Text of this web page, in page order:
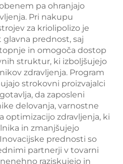
pa ohranjajo
Pri nakupu
za kriolipolizo je
prednost, saj
in omogoča dostop
struktur, ki izboljšujejo
zdravljenja. Program
strokovni proizvajalci
da zaposleni
delovanja, varnostne
optimizacijo zdravljenja, ki
in zmanjšujejo
prednosti so
partnerji v tovarni
raziskujejo in